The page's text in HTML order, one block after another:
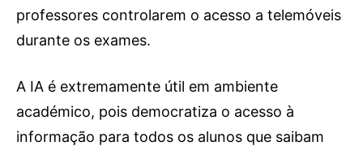
professores controlarem o acesso a telemóveis
durante os exames.
A IA é extremamente útil em ambiente
académico, pois democratiza o acesso à
informação para todos os alunos que saibam